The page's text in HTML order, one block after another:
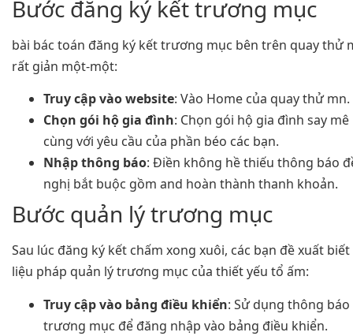
Bước đăng ký kết trương mục
bài bác toán đăng ký kết trương mục bên trên quay thử
rất giản một-một:
Truy cập vào website: Vào Home của quay thử mn.
Chọn gói hộ gia đình: Chọn gói hộ gia đình say mê
cùng với yêu cầu của phần béo các bạn.
Nhập thông báo: Điền không hề thiếu thông báo
nghị bắt buộc gồm and hoàn thành thanh khoản.
Bước quản lý trương mục
Sau lúc đăng ký kết chấm xong xuôi, các bạn đề xuất biết
liệu pháp quản lý trương mục của thiết yếu tổ ấm:
Truy cập vào bảng điều khiển: Sử dụng thông báo
trương mục để đăng nhập vào bảng điều khiển.